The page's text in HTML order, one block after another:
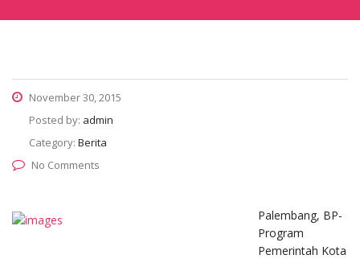
November 30, 2015
Posted by: admin
Category: Berita
No Comments
Palembang, BP-
Program
Pemerintah Kota